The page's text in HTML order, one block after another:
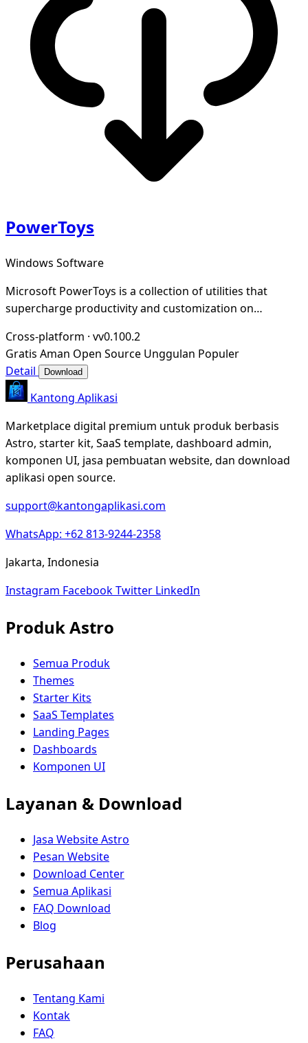
PowerToys
Windows Software
Microsoft PowerToys is a collection of utilities that
supercharge productivity and customization on
Cross-platform · vv0.100.2
Gratis Aman Open Source Unggulan Populer
Detail
Download
Kantong Aplikasi
Marketplace digital premium untuk produk berbasis
Astro, starter kit, SaaS template, dashboard admin,
komponen UI, jasa pembuatan website, dan download
aplikasi open source.
support@kantongaplikasi.com
WhatsApp: +62 813-9244-2358
Jakarta, Indonesia
Instagram FacebookTwitter LinkedIn
Produk Astro
Semua Produk
Themes
Starter Kits
SaaS Templates
Landing Pages
Dashboards
Komponen UI
Layanan & Download
Jasa Website Astro
Pesan Website
Download Center
Semua Aplikasi
FAQ Download
Blog
Perusahaan
Tentang Kami
Kontak
FAQ